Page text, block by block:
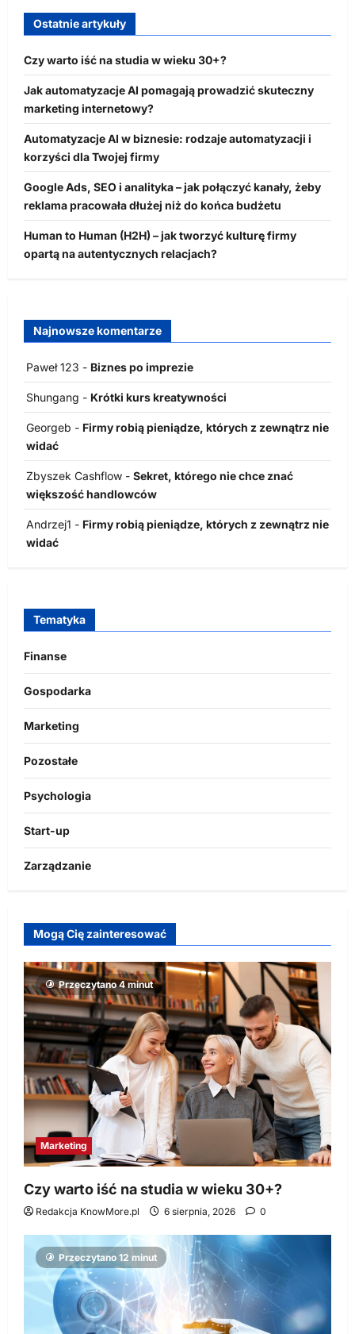
Ostatnie artykuły
Czy warto iść na studia w wieku 30+?
Jak automatyzacje AI pomagają prowadzić skuteczny
marketing internetowy?
Automatyzacje AI w biznesie: rodzaje automatyzacji i
korzyści dla Twojej firmy
Google Ads, SEO i analityka – jak połączyć kanały, żeby
reklama pracowała dłużej niż do końca budżetu
Human to Human (H2H) – jak tworzyć kulturę firmy
opartą na autentycznych relacjach?
Najnowsze komentarze
Paweł 123 - Biznes po imprezie
Shungang - Krótki kurs kreatywności
Georgeb - Firmy robią pieniądze, których z zewnątrz nie
widać
Zbyszek Cashflow - Sekret, którego nie chce znać
większość handlowców
Andrzej1 - Firmy robią pieniądze, których z zewnątrz nie
widać
Tematyka
Finanse
Gospodarka
Marketing
Pozostałe
Psychologia
Start-up
Zarządzanie
Mogą Cię zainteresować
Przeczytano 4 minut
Marketing
Czy warto iść na studia w wieku 30+?
Redakcja KnowMore.pl 6 sierpnia, 2026 0
Przeczytano 12 minut